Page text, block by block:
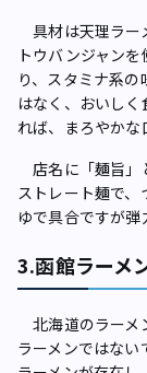
具材は天理ラー
トウバンジャン
り、スタミナ系
はなく、おいし
れば、まろやかな
店名に「麺旨」
ストレート麺で
ゆで具合ですが弾
3.函館ラーメ
北海道のラーメ
ラーメンではな